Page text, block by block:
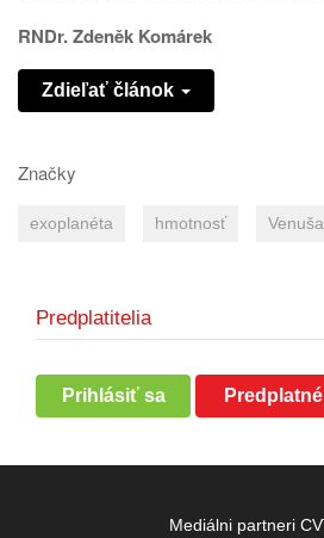
RNDr. Zdeněk Komárek
Zdieľať článok
Značky
exoplanéta hmotnosť Venuša
Predplatitelia
Prihlásiť sa Predplatné
Mediálni partneri